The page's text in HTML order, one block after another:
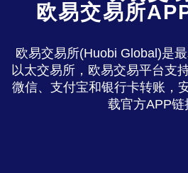
欧易交易所
欧易交易所(Huobi Global)是
以太交易所，欧易交易平台支
微信、支付宝和银行卡转账，
载官方APP链